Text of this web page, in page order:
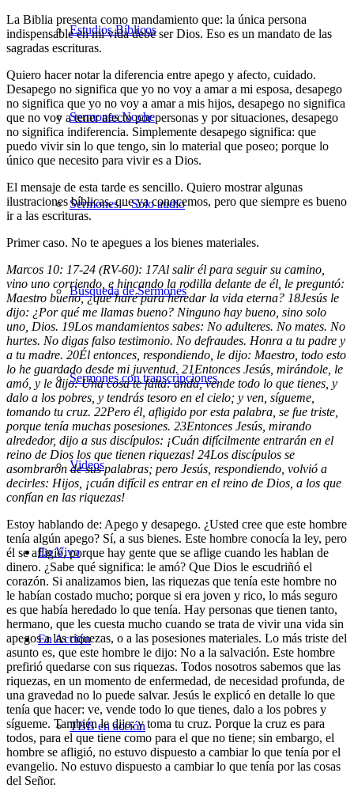
Estudios Bíblicos
Sermones Noche
Sermones – Solo audio
Búsqueda de Sermones
Sermones con transcripciones
Videos
En Vivo
En Acción
TBB en acción
La Biblia presenta como mandamiento que: la única persona
indispensable en mi vida debe ser Dios. Eso es un mandato de las
sagradas escrituras.
Quiero hacer notar la diferencia entre apego y afecto, cuidado.
Desapego no significa que yo no voy a amar a mi esposa, desapego
no significa que yo no voy a amar a mis hijos, desapego no significa
que no voy a tener afecto por personas y por situaciones, desapego
no significa indiferencia. Simplemente desapego significa: que
puedo vivir sin lo que tengo, sin lo material que poseo; porque lo
único que necesito para vivir es a Dios.
El mensaje de esta tarde es sencillo. Quiero mostrar algunas
ilustraciones bíblicas, que ya conocemos, pero que siempre es bueno
ir a las escrituras.
Primer caso. No te apegues a los bienes materiales.
Marcos 10: 17-24 (RV-60): 17Al salir él para seguir su camino,
vino uno corriendo, e hincando la rodilla delante de él, le preguntó:
Maestro bueno, ¿qué haré para heredar la vida eterna? 18Jesús le
dijo: ¿Por qué me llamas bueno? Ninguno hay bueno, sino solo
uno, Dios. 19Los mandamientos sabes: No adulteres. No mates. No
hurtes. No digas falso testimonio. No defraudes. Honra a tu padre y
a tu madre. 20Él entonces, respondiendo, le dijo: Maestro, todo esto
lo he guardado desde mi juventud. 21Entonces Jesús, mirándole, le
amó, y le dijo: Una cosa te falta: anda, vende todo lo que tienes, y
dalo a los pobres, y tendrás tesoro en el cielo; y ven, sígueme,
tomando tu cruz. 22Pero él, afligido por esta palabra, se fue triste,
porque tenía muchas posesiones. 23Entonces Jesús, mirando
alrededor, dijo a sus discípulos: ¡Cuán difícilmente entrarán en el
reino de Dios los que tienen riquezas! 24Los discípulos se
asombraron de sus palabras; pero Jesús, respondiendo, volvió a
decirles: Hijos, ¡cuán difícil es entrar en el reino de Dios, a los que
confían en las riquezas!
Estoy hablando de: Apego y desapego. ¿Usted cree que este hombre
tenía algún apego? Sí, a sus bienes. Este hombre conocía la ley, pero
él se afligió, porque hay gente que se aflige cuando les hablan de
dinero. ¿Sabe qué significa: le amó? Que Dios le escudriñó el
corazón. Si analizamos bien, las riquezas que tenía este hombre no
le habían costado mucho; porque si era joven y rico, lo más seguro
es que había heredado lo que tenía. Hay personas que tienen tanto,
hermano, que les cuesta mucho cuando se trata de vivir una vida sin
apegos a las riquezas, o a las posesiones materiales. Lo más triste del
asunto es, que este hombre le dijo: No a la salvación. Este hombre
prefirió quedarse con sus riquezas. Todos nosotros sabemos que las
riquezas, en un momento de enfermedad, de necesidad profunda, de
una gravedad no lo puede salvar. Jesús le explicó en detalle lo que
tenía que hacer: ve, vende todo lo que tienes, dalo a los pobres y
sígueme. También le dijo: y toma tu cruz. Porque la cruz es para
todos, para el que tiene como para el que no tiene; sin embargo, el
hombre se afligió, no estuvo dispuesto a cambiar lo que tenía por el
evangelio. No estuvo dispuesto a cambiar lo que tenía por las cosas
del Señor.